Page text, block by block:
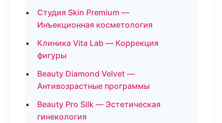
Студия Skin Premium —
Инъекционная косметология
Клиника Vita Lab — Коррекция
фигуры
Beauty Diamond Velvet —
Антивозрастные программы
Beauty Pro Silk — Эстетическая
гинекология